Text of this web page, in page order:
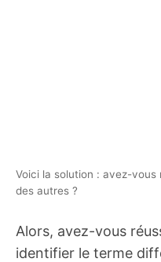
Voici la solution : avez-
des autres ?
Alors, avez-vous
identifier le terme